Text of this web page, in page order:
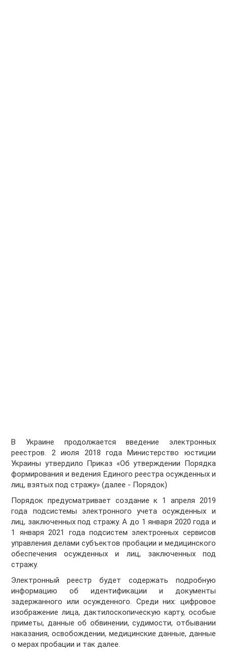
В Украине продолжается введение электронных
реестров. 2 июля 2018 года Министерство юстиции
Украины утвердило Приказ «Об утверждении Порядка
формирования и ведения Единого реестра осужденных и
лиц, взятых под стражу» (далее - Порядок)
Порядок предусматривает создание к 1 апреля 2019
года подсистемы электронного учета осужденных и
лиц, заключенных под стражу. А до 1 января 2020 года и
1 января 2021 года подсистем электронных сервисов
управления делами субъектов пробации и медицинского
обеспечения осужденных и лиц, заключенных под
стражу.
Электронный реестр будет содержать подробную
информацию об идентификации и документы
задержанного или осужденного. Среди них: цифровое
изображение лица, дактилоскопическую карту, особые
приметы, данные об обвинении, судимости, отбывании
наказания, освобождении, медицинские данные, данные
о мерах пробации и так далее.